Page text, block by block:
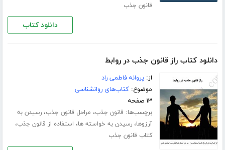
قانون جذب
دانلود کتاب
دانلود کتاب راز قانون جذب در روابط
از:پروانه فاطمی راد
موضوع:کتاب‌های روانشناسی
۱۳ صفحه
برچسب‌ها: قانون جذب، مراحل قانون جذب،رسیدن به
آرزوها،رسیدن به خواسته ها، استفاده از قانون جذب،
کتاب قانون جذب